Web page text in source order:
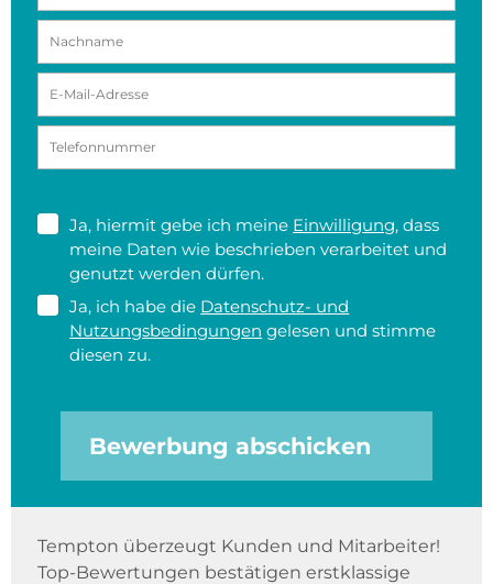
Ja, hiermit gebe ich meine Einwilligung, dass
meine Daten wie beschrieben verarbeitet und
genutzt werden dürfen.
Ja, ich habe die Datenschutz- und
Nutzungsbedingungen gelesen und stimme
diesen zu.
Bewerbung abschicken
Tempton überzeugt Kunden und Mitarbeiter!
Top-Bewertungen bestätigen erstklassige